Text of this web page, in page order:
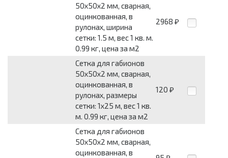
50x50x2 мм, сварная,
оцинкованная, в
рулонах, ширина
сетки: 1.5 м, вес 1 кв. м.
0.99 кг, цена за м2
2968 ₽
Сетка для габионов
50x50x2 мм, сварная,
оцинкованная, в
рулонах, размеры
сетки: 1x25 м, вес 1 кв.
м. 0.99 кг, цена за м2
120 ₽
Сетка для габионов
50x50x2 мм, сварная,
оцинкованная, в